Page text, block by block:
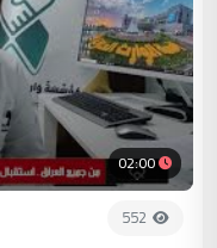
02:00
552